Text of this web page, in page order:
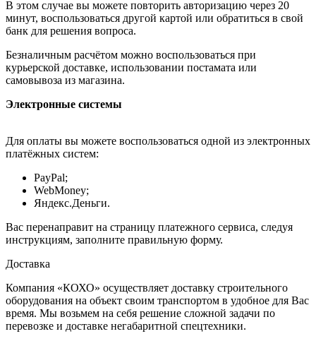
В этом случае вы можете повторить авторизацию через 20
минут, воспользоваться другой картой или обратиться в свой
банк для решения вопроса.
Безналичным расчётом можно воспользоваться при
курьерской доставке, использовании постамата или
самовывоза из магазина.
Электронные системы
Для оплаты вы можете воспользоваться одной из электронных
платёжных систем:
PayPal;
WebMoney;
Яндекс.Деньги.
Вас перенаправит на страницу платежного сервиса, следуя
инструкциям, заполните правильную форму.
Доставка
Компания «КОХО» осуществляет доставку строительного
оборудования на объект своим транспортом в удобное для Вас
время. Мы возьмем на себя решение сложной задачи по
перевозке и доставке негабаритной спецтехники.